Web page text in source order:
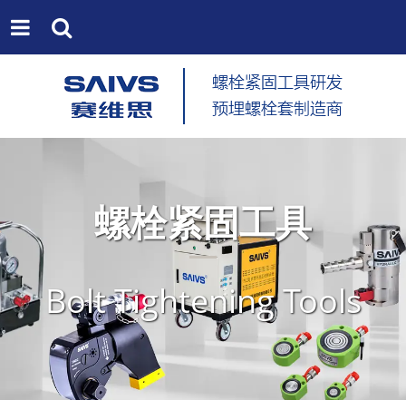
螺栓紧固工具
Bolt Tightening Tools